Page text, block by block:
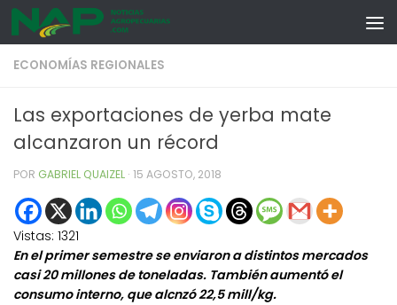
Skip to content
ECONOMÍAS REGIONALES
Las exportaciones de yerba mate
alcanzaron un récord
POR GABRIEL QUAIZEL · 15 AGOSTO, 2018
Vistas: 1321
En el primer semestre se enviaron a distintos mercados
casi 20 millones de toneladas. También aumentó el
consumo interno, que alcnzó 22,5 mill/kg.